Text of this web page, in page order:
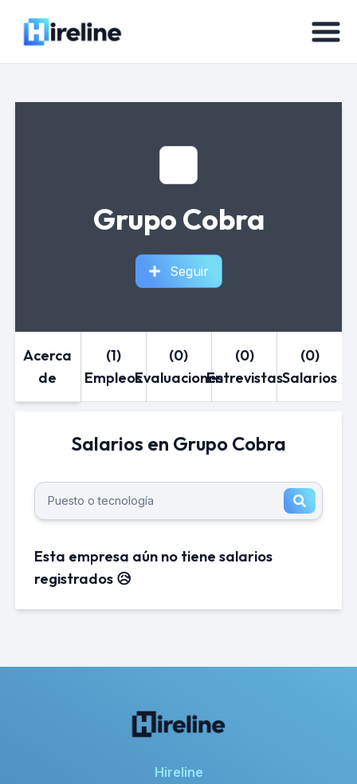
Grupo Cobra
Seguir
Acerca
de
(1)
Empleos
(0)
Evaluaciones
(0)
Entrevistas
(0)
Salarios
Salarios en Grupo Cobra
Esta empresa aún no tiene salarios
registrados 😥
Hireline